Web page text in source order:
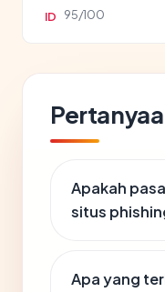
ID 95/100
Apakah
situs
Apa yang